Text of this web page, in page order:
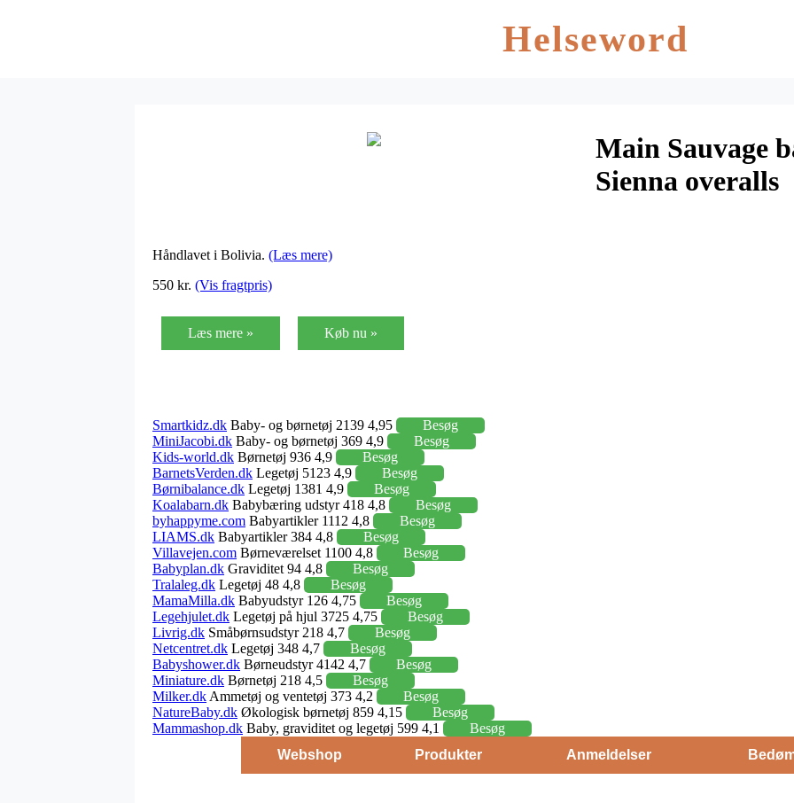
Helseword
Main Sauvage
Sienna overalls
Håndlavet i Bolivia. (Læs mere)
550 kr. (Vis fragtpris)
Læs mere » Køb nu »
Smartkidz.dk Baby- og børnetøj 2139 4,95
Besøg
MiniJacobi.dk Baby- og børnetøj 369 4,9
Besøg
Kids-world.dk Børnetøj 936 4,9
Besøg
BarnetsVerden.dk Legetøj 5123 4,9
Besøg
Børnibalance.dk Legetøj 1381 4,9
Besøg
Koalabarn.dk Babybæring udstyr 418 4,8
Besøg
byhappyme.com Babyartikler 1112 4,8
Besøg
LIAMS.dk Babyartikler 384 4,8
Besøg
Villavejen.com Børneværelset 1100 4,8
Besøg
Babyplan.dk Graviditet 94 4,8
Besøg
Tralaleg.dk Legetøj 48 4,8
Besøg
MamaMilla.dk Babyudstyr 126 4,75
Besøg
Legehjulet.dk Legetøj på hjul 3725 4,75
Besøg
Livrig.dk Småbørnsudstyr 218 4,7
Besøg
Netcentret.dk Legetøj 348 4,7
Besøg
Babyshower.dk Børneudstyr 4142 4,7
Besøg
Miniature.dk Børnetøj 218 4,5
Besøg
Milker.dk Ammetøj og ventetøj 373 4,2
Besøg
NatureBaby.dk Økologisk børnetøj 859 4,15
Besøg
Mammashop.dk Baby, graviditet og legetøj 599 4,1
Besøg
Webshop
Produkter Anmeldelser